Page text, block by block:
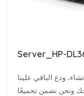
Server_HP-
ونحن نضمن تجميعًا